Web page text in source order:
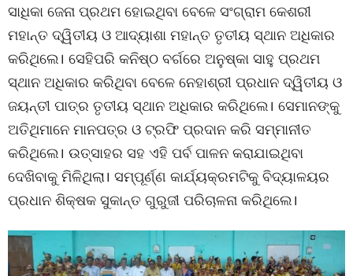
ସାଧିକା ଜେନା ପ୍ରଥମ ହୋଇଥିବା ବେଳେ ସଂଗ୍ରାମ କେଶରୀ
ମହାନ୍ତ ଦ୍ୱିତୀୟ ଓ ଆଦ୍ୟାଶା ମହାନ୍ତ ତୃତୀୟ ସ୍ଥାନ ଅଧିକାର
କରିଥିଲେ। ସେହିପରି କନିଷ୍ଠ ବର୍ଗରେ ଅନୁଷ୍କା ସାହୁ ପ୍ରଥମ
ସ୍ଥାନ ଅଧିକାର କରିଥିବା ବେଳେ ନେହାଶ୍ରୀ ପ୍ରଧାନ ଦ୍ୱିତୀୟ ଓ
ଜୟନ୍ତୀ ପାତ୍ର ତୃତୀୟ ସ୍ଥାନ ଅଧିକାର କରିଥିଲେ। ସେମାନଙ୍କୁ
ଅତିଥିମାନେ ମାନପତ୍ର ଓ ଟ୍ରଫି ପ୍ରଦାନ କରି ସମ୍ମାନୀତ
କରିଥିଲେ। ଉତ୍ସାହର ସହ ଏହି ପର୍ବ ପାଳନ କରାଯାଇଥିବା
ଦେଖିବାକୁ ମିଳିଥିଲା। ସମ୍ପୂର୍ଣ୍ଣ କାର୍ଯ୍ୟକ୍ରମଟିକୁ ବିଦ୍ୟାଳୟର
ପ୍ରଧାନ ଶିକ୍ଷକ ସୁକାନ୍ତ ଗୁରୁଜୀ ପରିଚାଳନା କରିଥିଲେ।